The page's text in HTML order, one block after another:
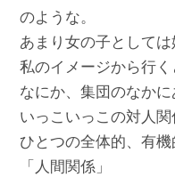
のような。
あまり女の子としては
私のイメージから行く
なにか、集団のなか
いっこいっこの対人関
ひとつの全体的、有機
「人間関係」